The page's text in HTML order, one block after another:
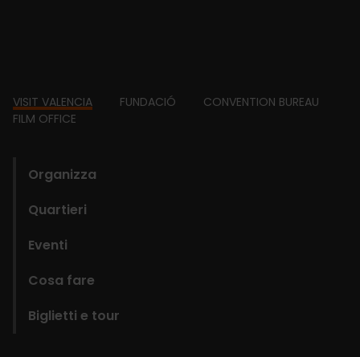
Footer
VISIT VALENCIA FUNDACIÓ
CONVENTION BUREAU
FILM OFFICE
Organizza
Quartieri
Eventi
Cosa fare
Biglietti e tour